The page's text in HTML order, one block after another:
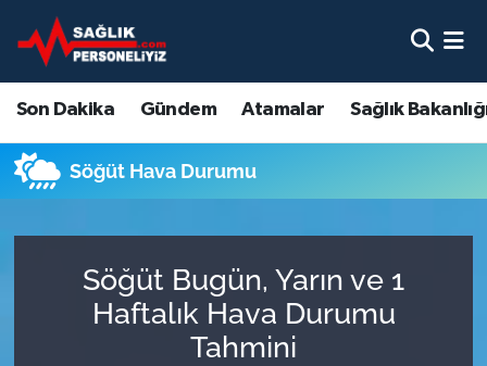
Son Dakika Gündem Atamalar Sağlık
Söğüt Hava Durumu
Söğüt Bugün, Yarın ve 1
Haftalık Hava Durumu
Tahmini
Son Dakika
Gündem
Atamalar
Mevzuat
Nöbetçi Eczaneler
Hava Durumu
Namaz Vakitleri
Süper Lig Puan Durumu ve Fikstür